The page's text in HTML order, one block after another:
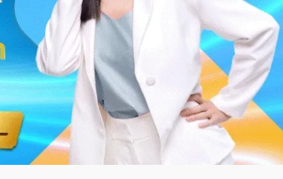
สรรพากรเอาจริง! ขู่ฟ้องล้มละลาย 'ทักษิณ'